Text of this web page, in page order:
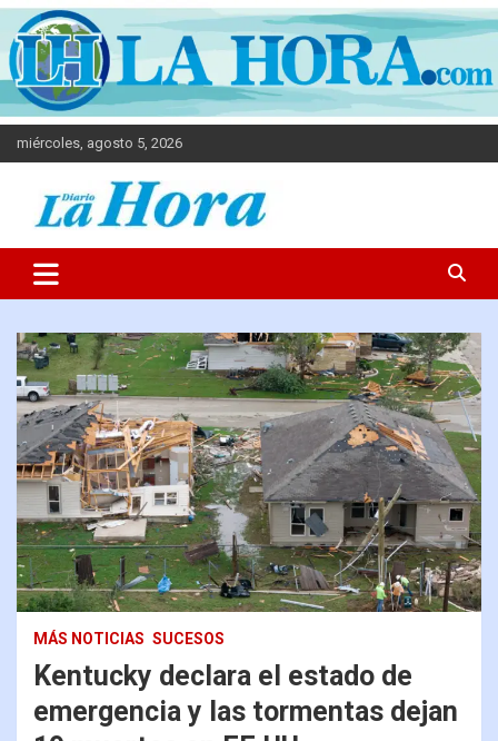
miércoles, agosto 5, 2026
Diario La Hora
MÁS NOTICIAS SUCESOS
Kentucky declara el estado de
emergencia y las tormentas dejan